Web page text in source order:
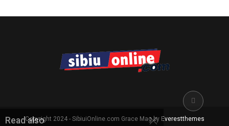
Copyright 2024 - SibiuiOnline.com Grace Mag by Everestthemes
Read also